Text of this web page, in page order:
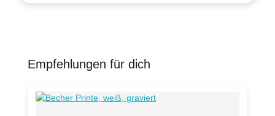
Produktgalerie überspringen
Empfehlungen für dich